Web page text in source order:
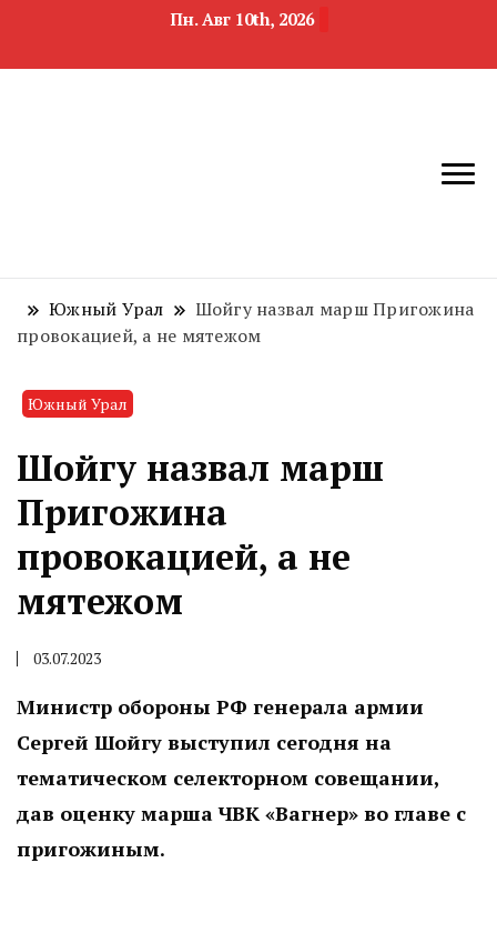
Пн. Авг 10th, 2026
область
недвижимости
Южный Урал
Шойгу назвал марш Пригожина
провокацией, а не мятежом
Южный Урал
Шойгу назвал марш
Пригожина
провокацией, а не
мятежом
03.07.2023
Министр обороны РФ генерала армии
Сергей Шойгу выступил сегодня на
тематическом селекторном совещании,
дав оценку марша ЧВК «Вагнер» во главе с
пригожиным.